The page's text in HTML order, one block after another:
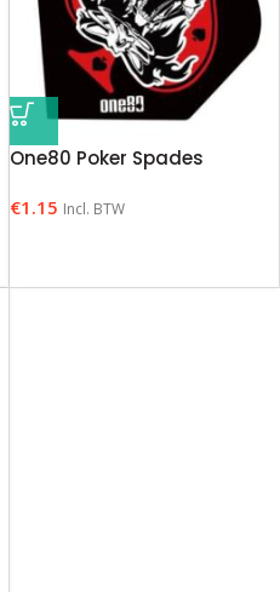
One80 Poker Spades
€1.15 Incl. BTW